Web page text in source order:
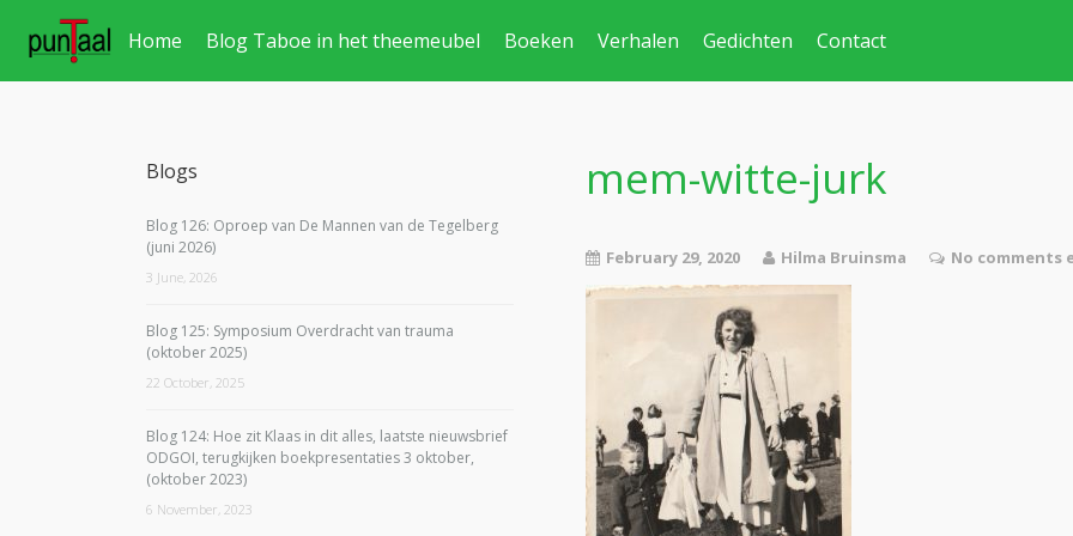
Home Blog Taboe in het theemeubel Boeken Verhalen Gedichten Contact
mem-witte-jurk
February 29, 2020 Hilma Bruinsma No comments
Blogs
Blog 126: Oproep van De Mannen van de Tegelberg
(juni 2026)
3 June, 2026
Blog 125: Symposium Overdracht van trauma
(oktober 2025)
22 October, 2025
Blog 124: Hoe zit Klaas in dit alles, laatste nieuwsbrief
ODGOI, terugkijken boekpresentaties 3 oktober,
(oktober 2023)
6 November, 2023